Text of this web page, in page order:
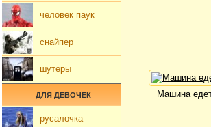
Машина
человек паук
снайпер
шутеры
ДЛЯ ДЕВОЧЕК
русалочка